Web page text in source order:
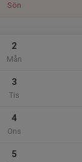
Sön
2
Mån
3
Tis
4
Ons
5